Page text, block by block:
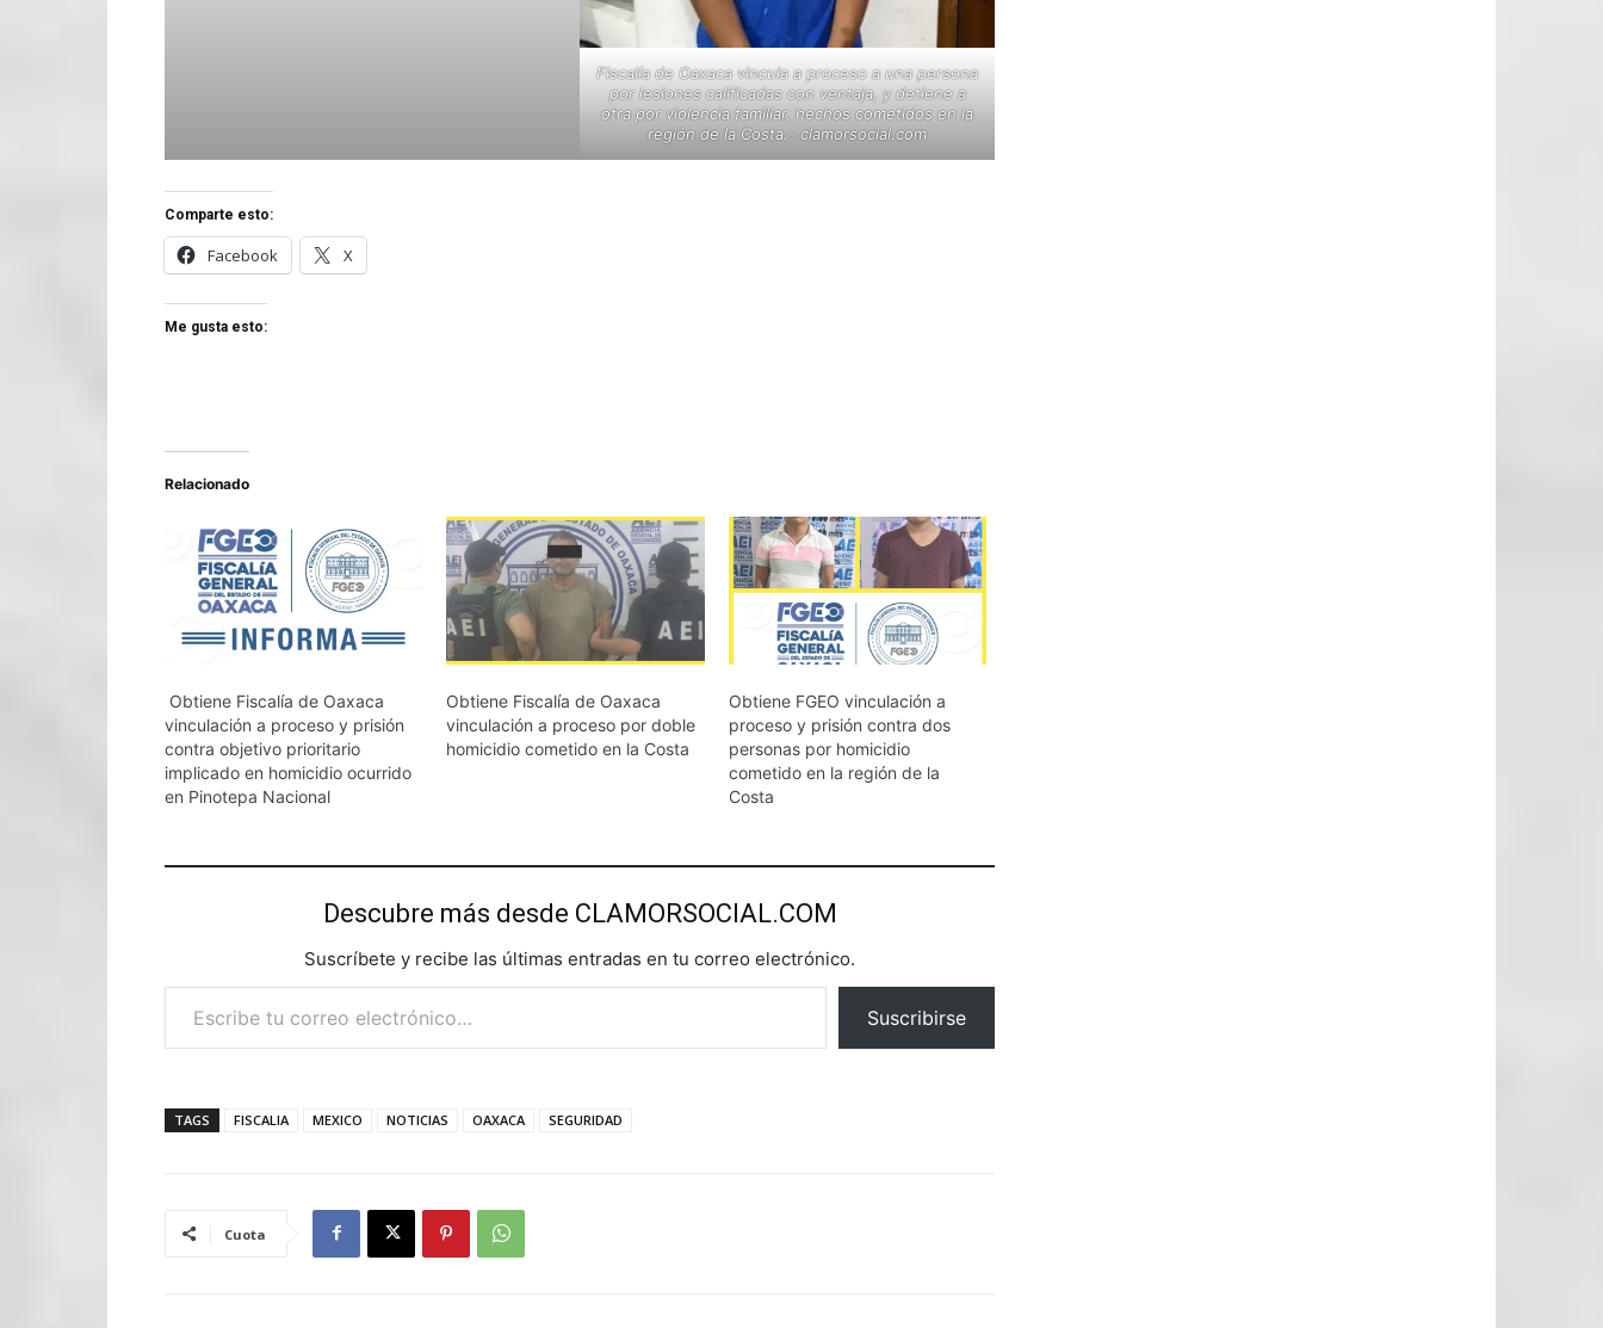
Fiscalía de Oaxaca vincula a proceso a una persona
por lesiones calificadas con ventaja, y detiene a
otra por violencia familiar, hechos cometidos en la
región de la Costa.- clamorsocial.com
Comparte esto:
Facebook X
Me gusta esto:
Relacionado
Obtiene Fiscalía de Oaxaca
vinculación a proceso y prisión
contra objetivo prioritario
implicado en homicidio ocurrido
en Pinotepa Nacional
Obtiene Fiscalía de Oaxaca
vinculación a proceso por doble
homicidio cometido en la Costa
Obtiene FGEO vinculación a
proceso y prisión contra dos
personas por homicidio
cometido en la región de la
Costa
Descubre más desde CLAMORSOCIAL.COM
Suscríbete y recibe las últimas entradas en tu correo electrónico.
Escribe tu correo electrónico…
Suscribirse
TAGS FISCALIA MEXICO NOTICIAS OAXACA SEGURIDAD
Cuota